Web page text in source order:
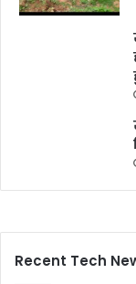
Recent Tech